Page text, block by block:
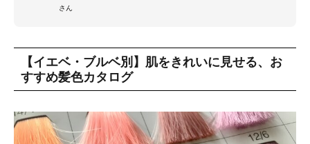
さん
【イエベ・ブルベ別】肌をきれいに見せる、お
すすめ髪色カタログ